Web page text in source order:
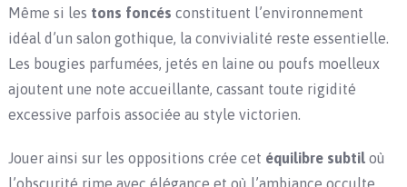
Même si les tons foncés constituent l’environnement
idéal d’un salon gothique, la convivialité reste essentielle.
Les bougies parfumées, jetés en laine ou poufs moelleux
ajoutent une note accueillante, cassant toute rigidité
excessive parfois associée au style victorien.
Jouer ainsi sur les oppositions crée cet équilibre subtiloù
l’obscurité rime avec élégance et où l’ambiance occulte